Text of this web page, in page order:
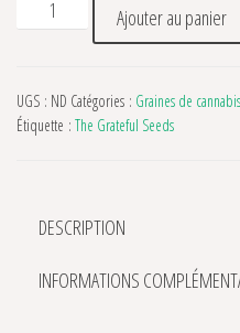
quantité de Jamon & Melon
Ajouter au panier
UGS : ND Catégories : Graines de
Étiquette : The Grateful Seeds
DESCRIPTION
INFORMATIONS